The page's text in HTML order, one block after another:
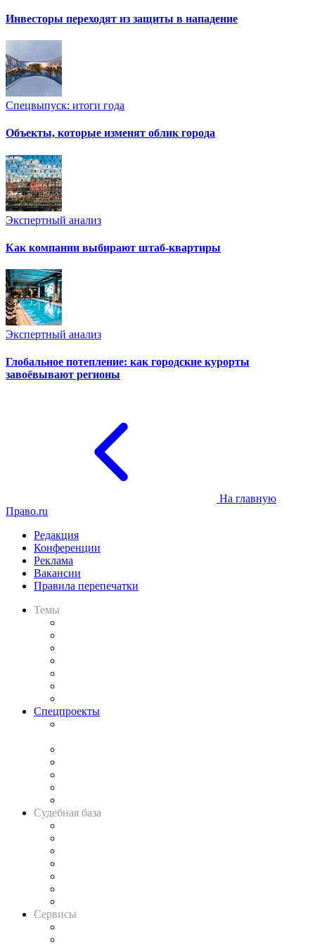
Инвесторы переходят из защиты в нападение
Спецвыпуск: итоги года
Объекты, которые изменят облик города
Экспертный анализ
Как компании выбирают штаб-квартиры
Экспертный анализ
Глобальное потепление: как городские курорты
завоёвывают регионы
На главную
Право.ru
Редакция
Конференции
Реклама
Вакансии
Правила перепечатки
Темы
Спецпроекты
Судебная база
Сервисы